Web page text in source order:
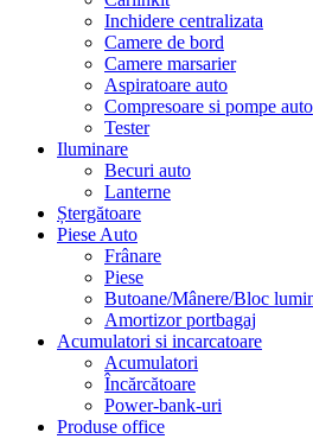
Inchidere centralizata
Camere de bord
Camere marsarier
Aspiratoare auto
Compresoare si pompe auto
Tester
Iluminare
Becuri auto
Lanterne
Ștergătoare
Piese Auto
Frânare
Piese
Butoane/Mânere/Bloc
Amortizor portbagaj
Acumulatori si incarcatoare
Acumulatori
Încărcătoare
Power-bank-uri
Produse office